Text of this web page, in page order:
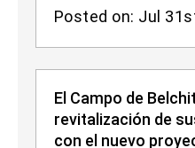
Posted on: Jul
El Campo de
revitalización de
con el nuevo